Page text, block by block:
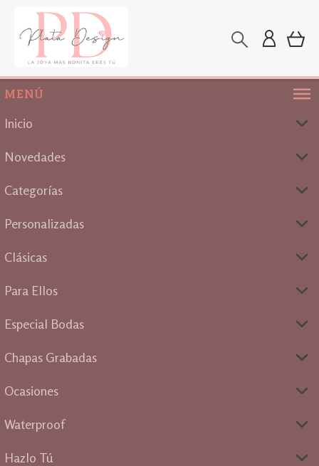
MENÚ
Inicio
Novedades
Categorías
Personalizadas
Clásicas
Para Ellos
Especial Bodas
Chapas Grabadas
Ocasiones
Waterproof
Hazlo Tú